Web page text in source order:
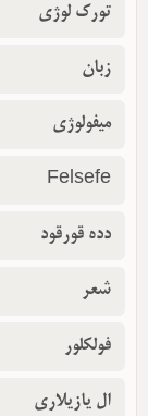
تورک لوژی
زبان
میفولوژی
Felsefe
دده قورقود
شعر
فولکلور
ال یازیلاری